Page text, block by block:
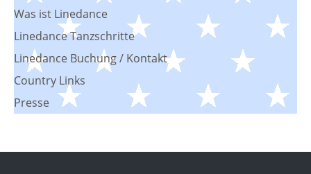
Was ist Linedance
Linedance Tanzschritte
Linedance Buchung / Kontakt
Country Links
Presse